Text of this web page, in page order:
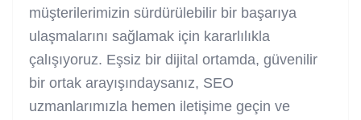
müşterilerimizin sürdürülebilir bir başarıya
ulaşmalarını sağlamak için kararlılıkla
çalışıyoruz. Eşsiz bir dijital ortamda, güvenilir
bir ortak arayışındaysanız, SEO
uzmanlarımızla hemen iletişime geçin ve